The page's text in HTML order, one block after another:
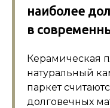
наиболее
в
Керамическая
натуральный
паркет
долговечных